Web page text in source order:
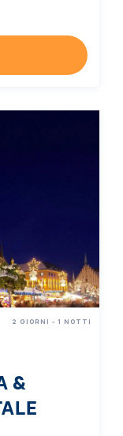
&
2 GIORNI - 1 NOTTI